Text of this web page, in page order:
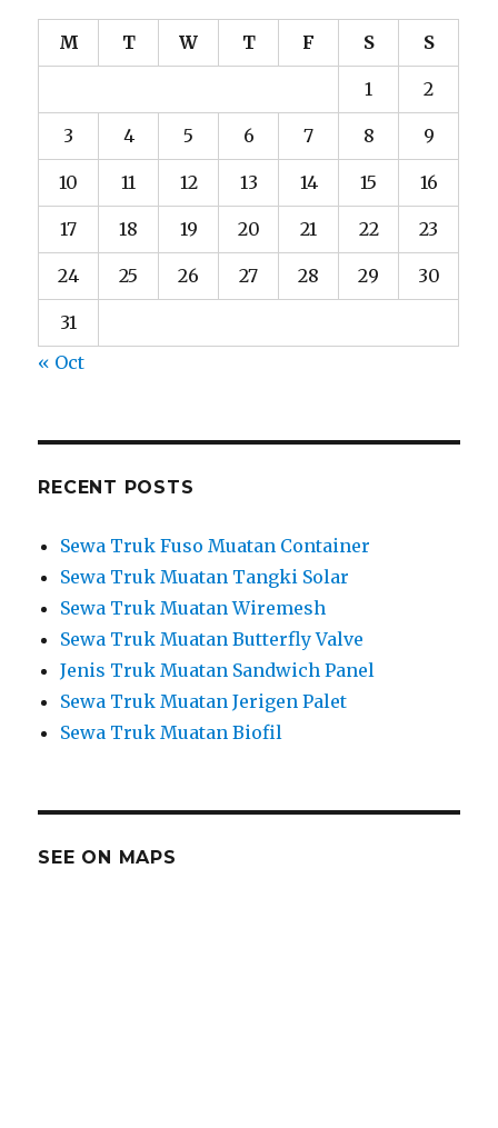
M T W T F S S
1 2
3 4 5 6 7 8 9
10 11 12 13 14 15 16
17 18 19 20 21 22 23
24 25 26 27 28 29 30
31
« Oct
RECENT POSTS
Sewa Truk Fuso Muatan Container
Sewa Truk Muatan Tangki Solar
Sewa Truk Muatan Wiremesh
Sewa Truk Muatan Butterfly Valve
Jenis Truk Muatan Sandwich Panel
Sewa Truk Muatan Jerigen Palet
Sewa Truk Muatan Biofil
SEE ON MAPS